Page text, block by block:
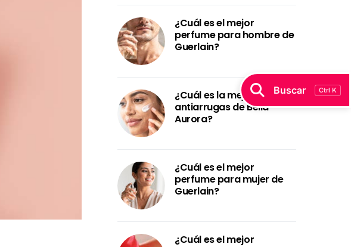
¿Cuál es el mejor
perfume para hombre de
Guerlain?
¿Cuál es la mejor crema
antiarrugas de Bella
Aurora?
¿Cuál es el mejor
perfume para mujer de
Guerlain?
¿Cuál es el mejor
Buscar Ctrl K